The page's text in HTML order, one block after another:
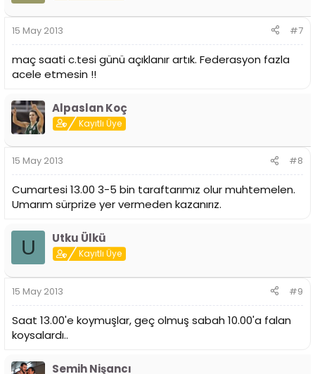
15 May 2013 #7
maç saati c.tesi günü açıklanır artık. Federasyon fazla
acele etmesin !!
Alpaslan Koç
Kayıtlı Üye
15 May 2013 #8
Cumartesi 13.00 3-5 bin taraftarımız olur muhtemelen.
Umarım sürprize yer vermeden kazanırız.
U Utku Ülkü
Kayıtlı Üye
15 May 2013 #9
Saat 13.00'e koymuşlar, geç olmuş sabah 10.00'a falan
koysalardı..
Semih Nişancı